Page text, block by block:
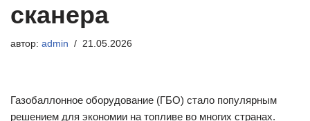
сканера
автор: admin 21.05.2026
Газобаллонное оборудование (ГБО) стало популярным
решением для экономии на топливе во многих странах.